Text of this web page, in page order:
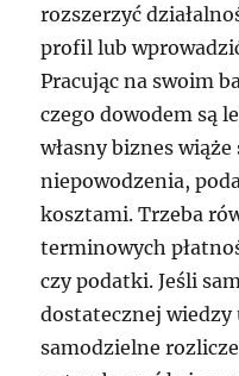
rozszerzyć
profil lub
Pracując na swoim
czego dowodem są
własny biznes
niepowodzenia,
kosztami. Trzeba
terminowych
czy podatki. Jeśli
dostatecznej
samodzielne